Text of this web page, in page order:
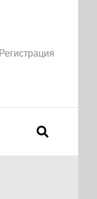
Регистрация